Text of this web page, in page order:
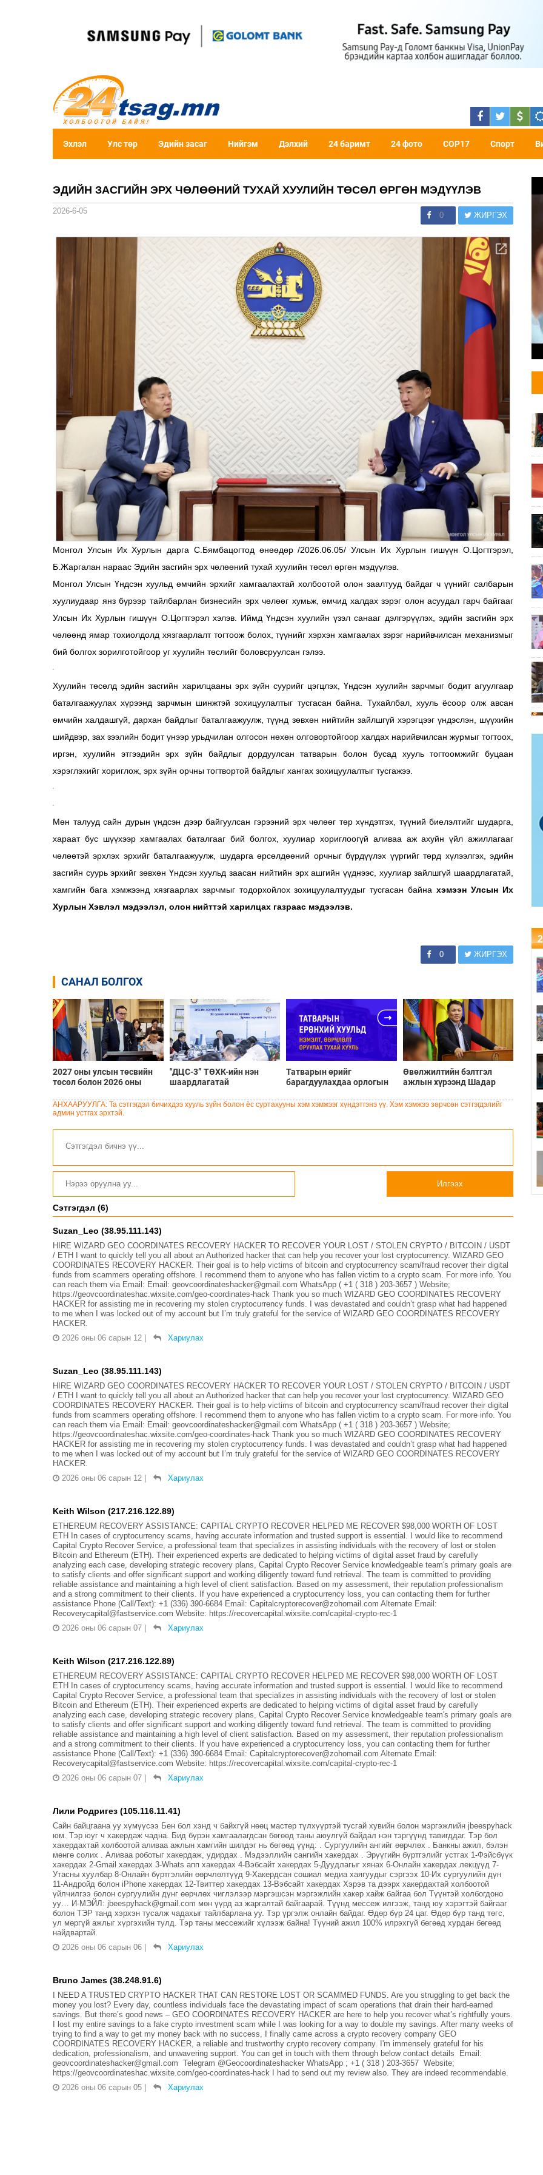
Эхлэл Улс төр Эдийн засаг Нийгэм Дэлхий 24 баримт 24 фото COP17 Спорт
ЭДИЙН ЗАСГИЙН ЭРХ ЧӨЛӨӨНИЙ ТУХАЙ ХУУЛИЙН ТӨСӨЛ ӨРГӨН МЭДҮҮЛЭВ
2026-6-05 0 ЖИРГЭХ
Монгол Улсын Их Хурлын дарга С.Бямбацогтод өнөөдөр /2026.06.05/ Улсын Их Хурлын гишүүн О.Цогтгэрэл,
Б.Жаргалан нараас Эдийн засгийн эрх чөлөөний тухай хуулийн төсөл өргөн мэдүүлэв.
Монгол Улсын Үндсэн хуульд өмчийн эрхийг хамгаалахтай холбоотой олон заалтууд байдаг ч үүнийг салбарын
хуулиудаар янз бүрээр тайлбарлан бизнесийн эрх чөлөөг хумьж, өмчид халдах зэрэг олон асуудал гарч байгааг
Улсын Их Хурлын гишүүн О.Цогтгэрэл хэлэв. Иймд Үндсэн хуулийн үзэл санааг дэлгэрүүлэх, эдийн засгийн эрх
чөлөөнд ямар тохиолдолд хязгаарлалт тогтоож болох, түүнийг хэрхэн хамгаалах зэрэг нарийвчилсан механизмыг
бий болгох зорилготойгоор уг хуулийн төслийг боловсруулсан гэлээ.
Хуулийн төсөлд эдийн засгийн харилцааны эрх зүйн суурийг цэгцлэх, Үндсэн хуулийн зарчмыг бодит агуулгаар
баталгаажуулах хүрээнд зарчмын шинжтэй зохицуулалтыг тусгасан байна. Тухайлбал, хууль ёсоор олж авсан
өмчийн халдашгүй, дархан байдлыг баталгаажуулж, түүнд зөвхөн нийтийн зайлшгүй хэрэгцээг үндэслэн, шүүхийн
шийдвэр, зах зээлийн бодит үнээр урьдчилан олгосон нөхөн олговортойгоор халдах нарийвчилсан журмыг тогтоох,
иргэн, хуулийн этгээдийн эрх зүйн байдлыг дордуулсан татварын болон бусад хууль тогтоомжийг буцаан
хэрэглэхийг хориглож, эрх зүйн орчны тогтвортой байдлыг хангах зохицуулалтыг тусгажээ.
Мөн талууд сайн дурын үндсэн дээр байгуулсан гэрээний эрх чөлөөг төр хүндэтгэх, түүний биелэлтийг шударга,
хараат бус шүүхээр хамгаалах баталгааг бий болгох, хуулиар хориглоогүй аливаа аж ахуйн үйл ажиллагааг
чөлөөтэй эрхлэх эрхийг баталгаажуулж, шударга өрсөлдөөний орчныг бүрдүүлэх үүргийг төрд хүлээлгэх, эдийн
засгийн суурь эрхийг зөвхөн Үндсэн хуульд заасан нийтийн эрх ашгийн үүднээс, хуулиар зайлшгүй шаардлагатай,
хамгийн бага хэмжээнд хязгаарлах зарчмыг тодорхойлох зохицуулалтуудыг тусгасан байнахэмээн Улсын Их
Хурлын Хэвлэл мэдээлэл, олон нийттэй харилцах газраас мэдээлэв.
0 ЖИРГЭХ
САНАЛ БОЛГОХ
2027 оны улсын төсвийн
төсөл болон 2026 оны
төслийн олон нийтийн
хэлэлцүүлэг боллоо
"ДЦС-3” ТӨХК-ийн нэн
шаардлагатай
шинэчлэлийн төсвийг
Татварын өрийг
барагдуулахдаа орлогын
үлдээхээр хуульчилж,
Өвөлжилтийн бэлтгэл
ажлын хүрээнд Шадар
Дорноговь аймагт
АНХААРУУЛГА: Та сэтгэгдэл бичихдээ хууль зүйн болон ёс суртахууны хэм хэмжээг хүндэтгэнэ үү. Хэм хэмжээ зөрчсөн сэтгэгдэлийг
админ устгах эрхтэй.
Илгээх
Сэтгэгдэл (6)
Suzan_Leo (38.95.111.143)
HIRE WIZARD GEO COORDINATES RECOVERY HACKER TO RECOVER YOUR LOST / STOLEN CRYPTO / BITCOIN / USDT
/ ETH I want to quickly tell you all about an Authorized hacker that can help you recover your lost cryptocurrency. WIZARD GEO
COORDINATES RECOVERY HACKER. Their goal is to help victims of bitcoin and cryptocurrency scam/fraud recover their digital
funds from scammers operating offshore. I recommend them to anyone who has fallen victim to a crypto scam. For more info. You
can reach them via Email: Email: geovcoordinateshacker@gmail.com WhatsApp ( +1 ( 318 ) 203-3657 ) Website;
https://geovcoordinateshac.wixsite.com/geo-coordinates-hack Thank you so much WIZARD GEO COORDINATES RECOVERY
HACKER for assisting me in recovering my stolen cryptocurrency funds. I was devastated and couldn’t grasp what had happened
to me when I was locked out of my account but I’m truly grateful for the service of WIZARD GEO COORDINATES RECOVERY
HACKER.
2026 оны 06 сарын 12
Хариулах
Suzan_Leo (38.95.111.143)
HIRE WIZARD GEO COORDINATES RECOVERY HACKER TO RECOVER YOUR LOST / STOLEN CRYPTO / BITCOIN / USDT
/ ETH I want to quickly tell you all about an Authorized hacker that can help you recover your lost cryptocurrency. WIZARD GEO
COORDINATES RECOVERY HACKER. Their goal is to help victims of bitcoin and cryptocurrency scam/fraud recover their digital
funds from scammers operating offshore. I recommend them to anyone who has fallen victim to a crypto scam. For more info. You
can reach them via Email: Email: geovcoordinateshacker@gmail.com WhatsApp ( +1 ( 318 ) 203-3657 ) Website;
https://geovcoordinateshac.wixsite.com/geo-coordinates-hack Thank you so much WIZARD GEO COORDINATES RECOVERY
HACKER for assisting me in recovering my stolen cryptocurrency funds. I was devastated and couldn’t grasp what had happened
to me when I was locked out of my account but I’m truly grateful for the service of WIZARD GEO COORDINATES RECOVERY
HACKER.
2026 оны 06 сарын 12
Хариулах
Keith Wilson (217.216.122.89)
ETHEREUM RECOVERY ASSISTANCE: CAPITAL CRYPTO RECOVER HELPED ME RECOVER $98,000 WORTH OF LOST
ETH In cases of cryptocurrency scams, having accurate information and trusted support is essential. I would like to recommend
Capital Crypto Recover Service, a professional team that specializes in assisting individuals with the recovery of lost or stolen
Bitcoin and Ethereum (ETH). Their experienced experts are dedicated to helping victims of digital asset fraud by carefully
analyzing each case, developing strategic recovery plans, Capital Crypto Recover Service knowledgeable team's primary goals are
to satisfy clients and offer significant support and working diligently toward fund retrieval. The team is committed to providing
reliable assistance and maintaining a high level of client satisfaction. Based on my assessment, their reputation professionalism
and a strong commitment to their clients. If you have experienced a cryptocurrency loss, you can contacting them for further
assistance Phone (Call/Text): +1 (336) 390-6684 Email: Capitalcryptorecover@zohomail.com Alternate Email:
Recoverycapital@fastservice.com Website: https://recovercapital.wixsite.com/capital-crypto-rec-1
2026 оны 06 сарын 07
Хариулах
Keith Wilson (217.216.122.89)
ETHEREUM RECOVERY ASSISTANCE: CAPITAL CRYPTO RECOVER HELPED ME RECOVER $98,000 WORTH OF LOST
ETH In cases of cryptocurrency scams, having accurate information and trusted support is essential. I would like to recommend
Capital Crypto Recover Service, a professional team that specializes in assisting individuals with the recovery of lost or stolen
Bitcoin and Ethereum (ETH). Their experienced experts are dedicated to helping victims of digital asset fraud by carefully
analyzing each case, developing strategic recovery plans, Capital Crypto Recover Service knowledgeable team's primary goals are
to satisfy clients and offer significant support and working diligently toward fund retrieval. The team is committed to providing
reliable assistance and maintaining a high level of client satisfaction. Based on my assessment, their reputation professionalism
and a strong commitment to their clients. If you have experienced a cryptocurrency loss, you can contacting them for further
assistance Phone (Call/Text): +1 (336) 390-6684 Email: Capitalcryptorecover@zohomail.com Alternate Email:
Recoverycapital@fastservice.com Website: https://recovercapital.wixsite.com/capital-crypto-rec-1
2026 оны 06 сарын 07
Хариулах
Лили Родригез (105.116.11.41)
Сайн байцгаана уу хүмүүсээ Бен бол хэнд ч байхгүй нөөц мастер түлхүүртэй тусгай хувийн болон мэргэжлийн jbeespyhack
юм. Тэр юуг ч хакердаж чадна. Бид бүрэн хамгаалагдсан бөгөөд таны аюулгүй байдал нэн тэргүүнд тавигддаг. Тэр бол
хакердахтай холбоотой аливаа ажлын хамгийн шилдэг нь бөгөөд үүнд: . Сургуулийн ангийг өөрчлөх . Банкны ажил, бэлэн
мөнгө солих . Аливаа роботыг хакердаж, удирдах . Мэдээллийн сангийн хакердах . Эрүүгийн бүртгэлийг устгах 1-Фэйсбүүк
хакердах 2-Gmail хакердах 3-Whats апп хакердах 4-Вэбсайт хакердах 5-Дуудлагыг хянах 6-Онлайн хакердах лекцүүд 7-
Утасны хуулбар 8-Онлайн бүртгэлийн өөрчлөлтүүд 9-Хакердсан сошиал медиа хаягуудыг сэргээх 10-Их сургуулийн дүн
11-Андройд болон iPhone хакердах 12-Твиттер хакердах 13-Вэбсайт хакердах Хэрэв та дээрх хакердахтай холбоотой
үйлчилгээ болон сургуулийн дүнг өөрчлөх чиглэлээр мэргэшсэн мэргэжлийн хакер хайж байгаа бол Түүнтэй холбогдоно
уу… И-МЭЙЛ: jbeespyhack@gmail.com мөн үүрд аз жаргалтай байгаарай. Түүнд мессеж илгээж, танд юу хэрэгтэй байгааг
болон ТЭР танд хэрхэн тусалж чадахыг тайлбарлана уу. Тэр үргэлж онлайн байдаг. Өдөр бүр 24 цаг. Өдөр бүр танд төгс,
ул мөргүй ажлыг хүргэхийн тулд. Тэр таны мессежийг хүлээж байна! Түүний ажил 100% илрэхгүй бөгөөд хурдан бөгөөд
найдвартай.
2026 оны 06 сарын 06
Хариулах
Bruno James (38.248.91.6)
I NEED A TRUSTED CRYPTO HACKER THAT CAN RESTORE LOST OR SCAMMED FUNDS. Are you struggling to get back the
money you lost? Every day, countless individuals face the devastating impact of scam operations that drain their hard-earned
savings. But there’s good news – GEO COORDINATES RECOVERY HACKER are here to help you recover what’s rightfully yours.
I lost my entire savings to a fake crypto investment scam while I was looking for a way to double my savings. After many weeks of
trying to find a way to get my money back with no success, I finally came across a crypto recovery company GEO
COORDINATES RECOVERY HACKER, a reliable and trustworthy crypto recovery company. I'm immensely grateful for his
dedication, professionalism, and unwavering support. You can get in touch with them through below contact details Email:
geovcoordinateshacker@gmail.com Telegram @Geocoordinateshacker WhatsApp ; +1 ( 318 ) 203-3657 Website;
https://geovcoordinateshac.wixsite.com/geo-coordinates-hack I had to send out my review also. They are indeed recommendable.
2026 оны 06 сарын 05
Хариулах